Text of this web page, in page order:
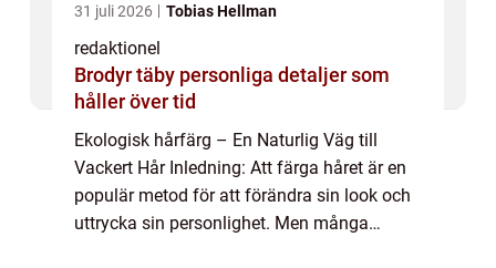
31 juli 2026 Tobias Hellman
redaktionel
Brodyr täby personliga detaljer som
håller över tid
Ekologisk hårfärg – En Naturlig Väg till
Vackert Hår Inledning: Att färga håret är en
populär metod för att förändra sin look och
uttrycka sin personlighet. Men många